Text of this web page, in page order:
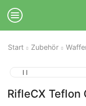
Start Zubehör
RifleCX Teflon